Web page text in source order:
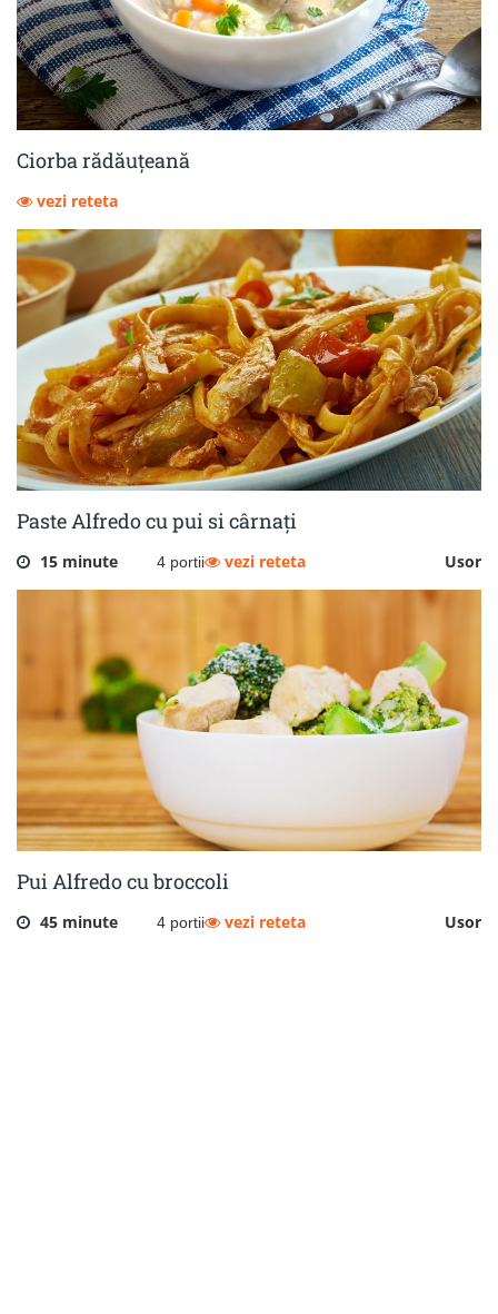
Ciorba rădăuțeană
vezi reteta
Paste Alfredo cu pui si cârnați
15 minute 4 portii Usor
vezi reteta
Pui Alfredo cu broccoli
45 minute 4 portii Usor
vezi reteta